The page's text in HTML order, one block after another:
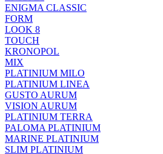
ENIGMA CLASSIC
FORM
LOOK 8
TOUCH
KRONOPOL
MIX
PLATINIUM MILO
PLATINIUM LINEA
GUSTO AURUM
VISION AURUM
PLATINIUM TERRA
PALOMA PLATINIUM
MARINE PLATINIUM
SLIM PLATINIUM